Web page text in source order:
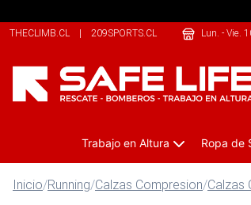
THECLIMB.CL | 209SPORTS.CL JUSTBIKE.CL
Lun. - Vie.
Trabajo en Altura Ropa de
Inicio/Running/Calzas Compresion/Calzas